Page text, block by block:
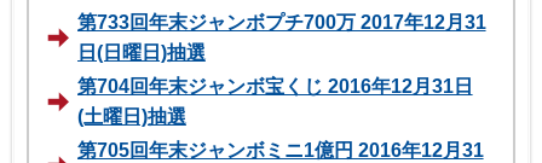
第733回年末ジャンボプチ700万 2017年12月31
日(日曜日)抽選
第704回年末ジャンボ宝くじ 2016年12月31日
(土曜日)抽選
第705回年末ジャンボミニ1億円 2016年12月31